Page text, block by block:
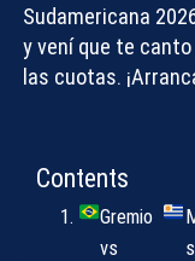
Sudamericana
y vení que te
las cuotas.
Contents
Gremio
vs